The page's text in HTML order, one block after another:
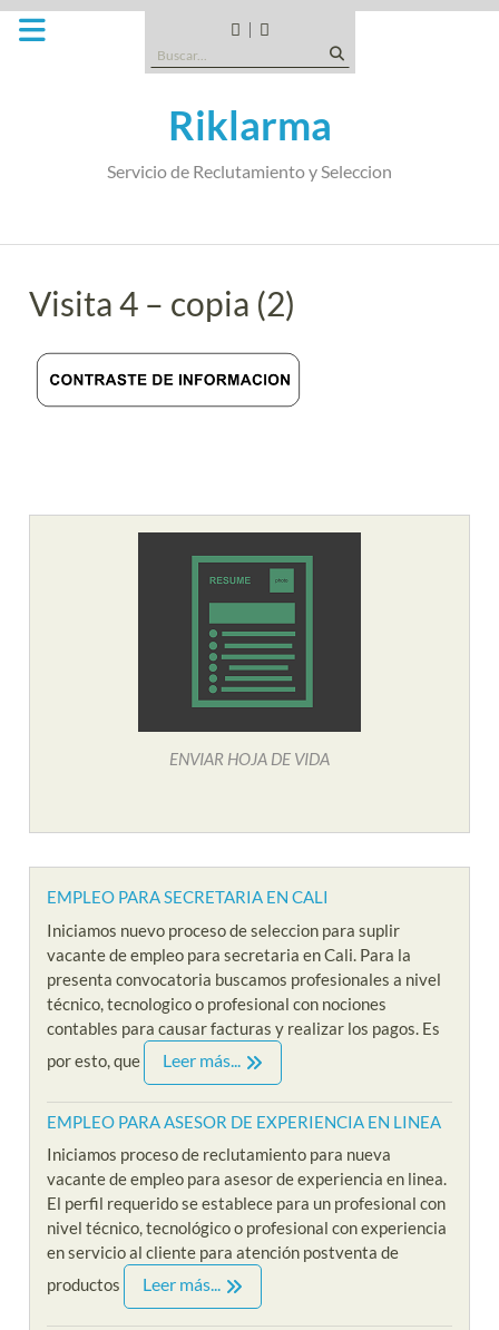
Saltar
CANDIDATOS
TIPO
EMPRESA
SOMOS
Buscar:
Riklarma
Servicio de Reclutamiento y Seleccion
Visita 4 – copia (2)
ENVIAR HOJA DE VIDA
EMPLEO PARA SECRETARIA EN CALI
Iniciamos nuevo proceso de seleccion para suplir
vacante de empleo para secretaria en Cali. Para la
presenta convocatoria buscamos profesionales a nivel
técnico, tecnologico o profesional con nociones
contables para causar facturas y realizar los pagos. Es
por esto, que
Leer más...
EMPLEO PARA ASESOR DE EXPERIENCIA EN LINEA
Iniciamos proceso de reclutamiento para nueva
vacante de empleo para asesor de experiencia en linea.
El perfil requerido se establece para un profesional con
nivel técnico, tecnológico o profesional con experiencia
en servicio al cliente para atención postventa de
productos
Leer más...